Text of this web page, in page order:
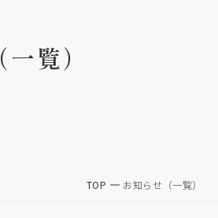
覧）
TOP お知らせ（一覧）